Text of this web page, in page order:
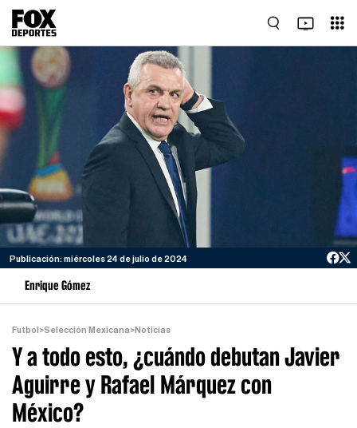
Publicación: miércoles 24 de julio de 2024
Enrique Gómez
Futbol >Selección Mexicana>Noticias
Y a todo esto, ¿cuándo debutan Javier
Aguirre y Rafael Márquez con
México?